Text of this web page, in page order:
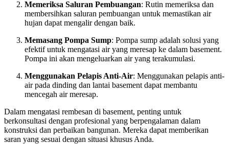
Memeriksa Saluran Pembuangan: Rutin memeriksa dan
membersihkan saluran pembuangan untuk memastikan air
hujan dapat mengalir dengan baik.
Memasang Pompa Sump: Pompa sump adalah solusi yang
efektif untuk mengatasi air yang meresap ke dalam basement.
Pompa ini akan mengeluarkan air yang terakumulasi.
Menggunakan Pelapis Anti-Air: Menggunakan pelapis anti-
air pada dinding dan lantai basement dapat membantu
mencegah air meresap.
Dalam mengatasi rembesan di basement, penting untuk
berkonsultasi dengan profesional yang berpengalaman dalam
konstruksi dan perbaikan bangunan. Mereka dapat memberikan
saran yang sesuai dengan situasi khusus Anda.